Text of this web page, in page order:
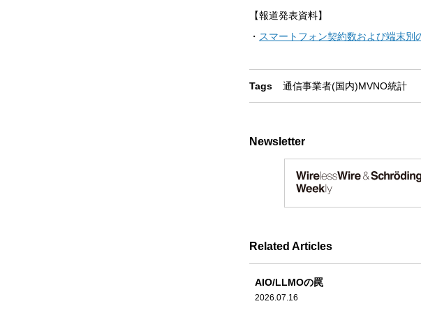
【報道発表資料】
・ スマートフォン契約数および端末別
Tags 通信事業者(国内)MVNO統計
Newsletter
Related Articles
AIO/LLMOの罠
2026.07.16